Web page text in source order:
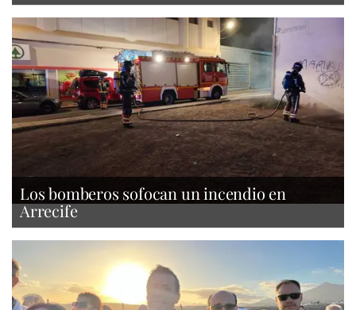
Los bomberos sofocan un incendio en
Arrecife